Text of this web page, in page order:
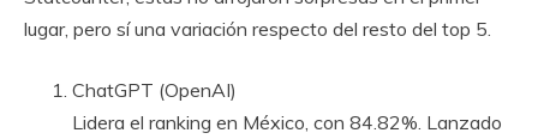
lugar, pero sí una variación respecto del resto del top 5.
ChatGPT (OpenAI)
Lidera el ranking en México, con 84.82%. Lanzado